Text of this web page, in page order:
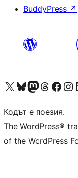
BuddyPress ↗
Visit our X (formerly Twitter) account
Visit our Bluesky account
Visit our Mastodon account
Visit our Threads
Посетете нашата
Кодът е поезия.
The WordPress®
of the WordPress